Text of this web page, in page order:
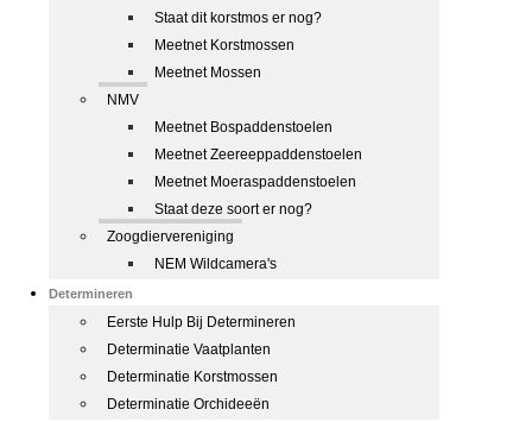
Staat dit korstmos er nog?
Meetnet Korstmossen
Meetnet Mossen
NMV
Meetnet Bospaddenstoelen
Meetnet Zeereeppaddenstoelen
Meetnet Moeraspaddenstoelen
Staat deze soort er nog?
Zoogdiervereniging
NEM Wildcamera's
Determineren
Eerste Hulp Bij Determineren
Determinatie Vaatplanten
Determinatie Korstmossen
Determinatie Orchideeën